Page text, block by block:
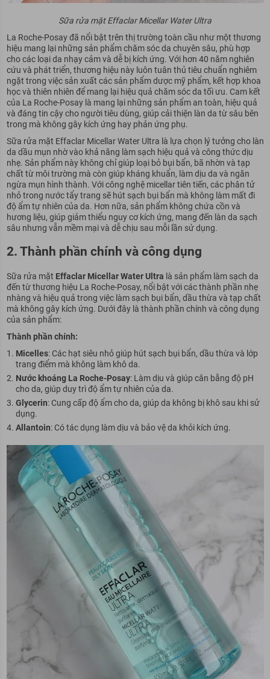
Sữa rửa mặt Effaclar Micellar Water Ultra
La Roche-Posay đã nổi bật trên thị trường toàn cầu như một thương
hiệu mang lại những sản phẩm chăm sóc da chuyên sâu, phù hợp
cho các loại da nhạy cảm và dễ bị kích ứng. Với hơn 40 năm nghiên
cứu và phát triển, thương hiệu này luôn tuân thủ tiêu chuẩn nghiêm
ngặt trong việc sản xuất các sản phẩm dược mỹ phẩm, kết hợp khoa
học và thiên nhiên để mang lại hiệu quả chăm sóc da tối ưu. Cam kết
của La Roche-Posay là mang lại những sản phẩm an toàn, hiệu quả
và đáng tin cậy cho người tiêu dùng, giúp cải thiện làn da từ sâu bên
trong mà không gây kích ứng hay phản ứng phụ.
Sữa rửa mặt Effaclar Micellar Water Ultra là lựa chọn lý tưởng cho làn
da dầu mụn nhờ vào khả năng làm sạch hiệu quả và công thức dịu
nhẹ. Sản phẩm này không chỉ giúp loại bỏ bụi bẩn, bã nhờn và tạp
chất từ môi trường mà còn giúp kháng khuẩn, làm dịu da và ngăn
ngừa mụn hình thành. Với công nghệ micellar tiên tiến, các phân tử
nhỏ trong nước tẩy trang sẽ hút sạch bụi bẩn mà không làm mất đi
độ ẩm tự nhiên của da. Hơn nữa, sản phẩm không chứa cồn và
hương liệu, giúp giảm thiểu nguy cơ kích ứng, mang đến làn da sạch
sâu nhưng vẫn mềm mại và dễ chịu sau mỗi lần sử dụng.
2. Thành phần chính và công dụng
Sữa rửa mặt Effaclar Micellar Water Ultra là sản phẩm làm sạch da
đến từ thương hiệu La Roche-Posay, nổi bật với các thành phần nhẹ
nhàng và hiệu quả trong việc làm sạch bụi bẩn, dầu thừa và tạp chất
mà không gây kích ứng. Dưới đây là thành phần chính và công dụng
của sản phẩm:
Thành phần chính:
Micelles: Các hạt siêu nhỏ giúp hút sạch bụi bẩn, dầu thừa và lớp
trang điểm mà không làm khô da.
Nước khoáng La Roche-Posay: Làm dịu và giúp cân bằng độ pH
cho da, giúp duy trì độ ẩm tự nhiên của da.
Glycerin: Cung cấp độ ẩm cho da, giúp da không bị khô sau khi sử
dụng.
Allantoin: Có tác dụng làm dịu và bảo vệ da khỏi kích ứng.